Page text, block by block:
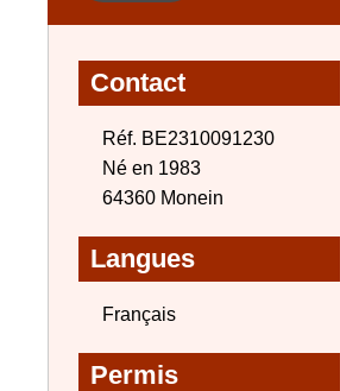
Contact
Réf. BE2310091230
Né en 1983
64360 Monein
Langues
Français
Permis